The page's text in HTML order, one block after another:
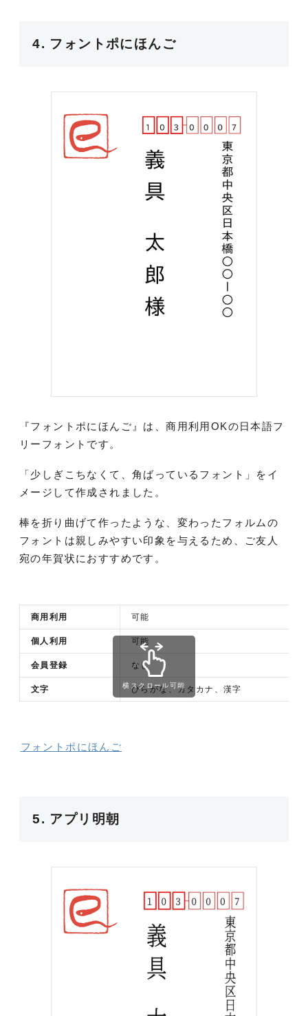
4. フォントポにほんご
『フォントポにほんご』は、商用利用OKの日本語フ
リーフォントです。
「少しぎこちなくて、角ばっているフォント」をイ
メージして作成されました。
棒を折り曲げて作ったような、変わったフォルムの
フォントは親しみやすい印象を与えるため、ご友人
宛の年賀状におすすめです。
商用利用 可能
個人利用 可能
会員登録 なし
文字 ひらがな、カタカナ、漢字
横スクロール可能
フォントポにほんご
5. アプリ明朝